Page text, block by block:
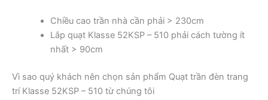
Chiều cao trần nhà cần phải > 230cm
Lắp quạt Klasse 52KSP – 510 phải cách tường ít
nhất > 90cm
Vì sao quý khách nên chọn sản phẩm Quạt trần đèn trang
trí Klasse 52KSP – 510 từ chúng tôi